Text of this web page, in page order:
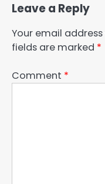
Leave a Reply
Your email
fields are marked *
Comment *